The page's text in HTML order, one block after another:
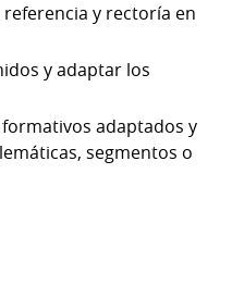
y rectoría en
y adaptar los
adaptados y
segmentos o